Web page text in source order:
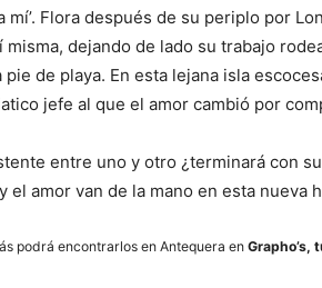
mí’. Flora después de su periplo por
misma, dejando de lado su trabajo
de playa. En esta lejana isla
jefe al que el amor cambió por
entre uno y otro ¿terminará con
el amor van de la mano en esta nueva
podrá encontrarlos en Antequera en Grapho’s,